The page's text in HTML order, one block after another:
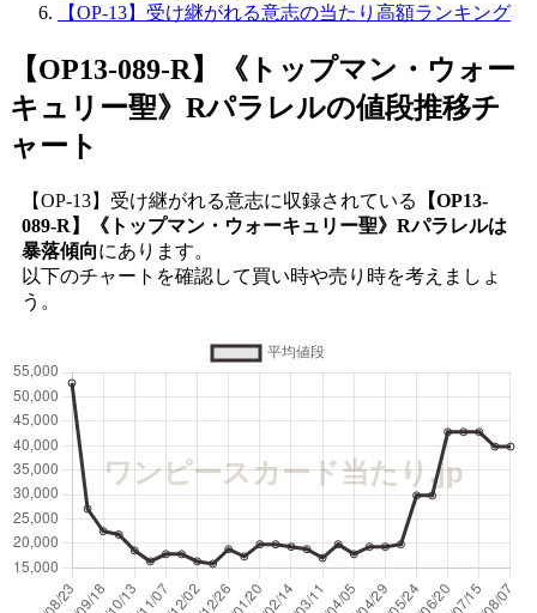
【OP-13】受け継がれる意志の当たり高額ランキング
【OP13-089-R】《トップマン・ウォー
キュリー聖》Rパラレルの値段推移チ
ャート
【OP-13】受け継がれる意志に収録されている
【OP13-
089-R】《トップマン・ウォーキュリー聖》Rパラレルは
暴落傾向にあります。
以下のチャートを確認して買い時や売り時を考えましょ
う。